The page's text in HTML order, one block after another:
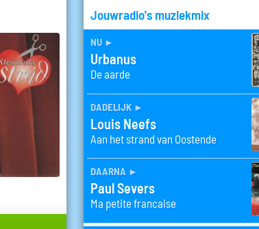
Jouwradio's muziekmix
nu ►
Urbanus
De aarde
dadelijk ►
Louis Neefs
Aan het strand van Oostende
daarna ►
Paul Severs
Ma petite francaise